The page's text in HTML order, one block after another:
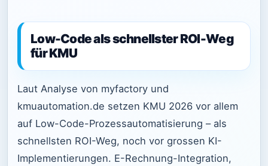
Low-Code als schnellster ROI-Weg
für KMU
Laut Analyse von myfactory und
kmuautomation.de setzen KMU 2026 vor allem
auf Low-Code-Prozessautomatisierung – als
schnellsten ROI-Weg, noch vor grossen KI-
Implementierungen. E-Rechnung-Integration,